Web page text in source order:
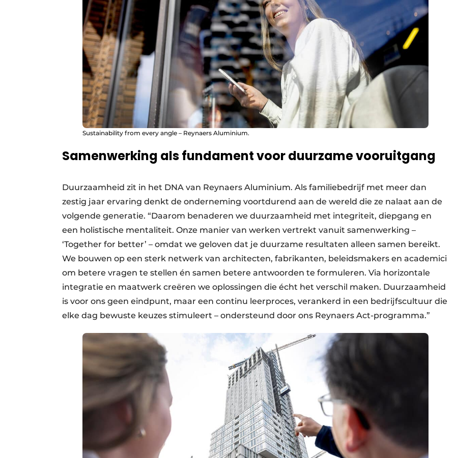
Sustainability from every angle – Reynaers Aluminium.
Samenwerking als fundament voor duurzame vooruitgang
Duurzaamheid zit in het DNA van Reynaers Aluminium. Als familiebedrijf met meer dan
zestig jaar ervaring denkt de onderneming voortdurend aan de wereld die ze nalaat aan de
volgende generatie. “Daarom benaderen we duurzaamheid met integriteit, diepgang en
een holistische mentaliteit. Onze manier van werken vertrekt vanuit samenwerking –
‘Together for better’ – omdat we geloven dat je duurzame resultaten alleen samen bereikt.
We bouwen op een sterk netwerk van architecten, fabrikanten, beleidsmakers en academici
om betere vragen te stellen én samen betere antwoorden te formuleren. Via horizontale
integratie en maatwerk creëren we oplossingen die écht het verschil maken. Duurzaamheid
is voor ons geen eindpunt, maar een continu leerproces, verankerd in een bedrijfscultuur die
elke dag bewuste keuzes stimuleert – ondersteund door ons Reynaers Act-programma.”